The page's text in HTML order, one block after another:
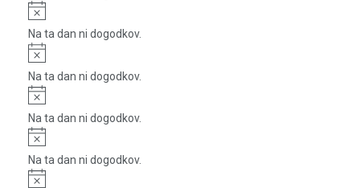
Notice
Na ta dan ni dogodkov.
Notice
Na ta dan ni dogodkov.
Notice
Na ta dan ni dogodkov.
Notice
Na ta dan ni dogodkov.
Notice